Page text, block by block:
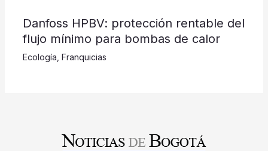
Danfoss HPBV: protección rentable del
flujo mínimo para bombas de calor
Ecología Franquicias